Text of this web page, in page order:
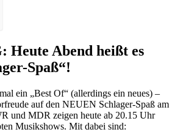
Heute Abend heißt es
Spaß“!
ein „Best Of“ (allerdings ein neues) –
auf den NEUEN Schlager-Spaß am
und MDR zeigen heute ab 20.15 Uhr
Musikshows. Mit dabei sind: